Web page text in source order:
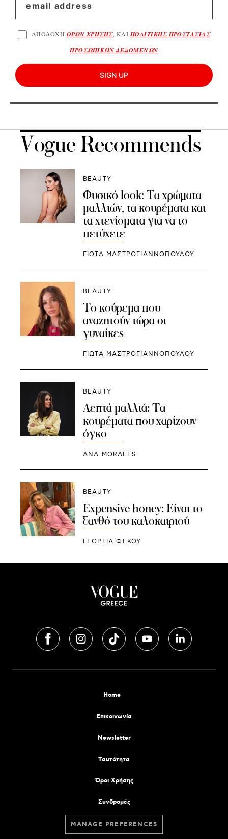
ΑΠΟΔΟΧΗ ΟΡΩΝ ΧΡΗΣΗΣ, ΚΑΙ ΠΟΛΙΤΙΚΗΣ ΠΡΟΣΤΑΣΙΑΣ
ΠΡΟΣΩΠΙΚΩΝ ΔΕΔΟΜΕΝΩΝ
SIGN UP
Vogue Recommends
BEAUTY
Φυσικό look: Τα χρώματα
μαλλιών, τα κουρέματα και
τα χτενίσματα για να το
πετύχετε
ΓΙΩΤΑ ΜΑΣΤΡΟΓΙΑΝΝΟΠΟΥΛΟΥ
BEAUTY
Το κούρεμα που
αναζητούν τώρα οι
γυναίκες
ΓΙΩΤΑ ΜΑΣΤΡΟΓΙΑΝΝΟΠΟΥΛΟΥ
BEAUTY
Λεπτά μαλλιά: Τα
κουρέματα που χαρίζουν
όγκο
ANA MORALES
BEAUTY
Expensive honey: Είναι το
ξανθό του καλοκαιριού
ΓΕΩΡΓΙΑ ΦΕΚΟΥ
Home
Επικοινωνία
Newsletter
Tαυτότητα
Όροι Χρήσης
Συνδρομές
MANAGE PREFERENCES